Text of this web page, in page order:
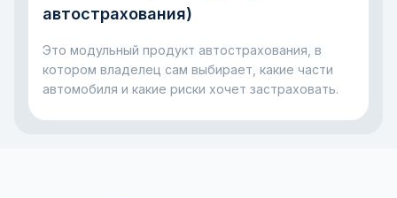
помогает снизить риски для банка и для самого
неприятность.
автострахования)
Это модульный продукт автострахования, в
котором владелец сам выбирает, какие части
автомобиля и какие риски хочет застраховать.